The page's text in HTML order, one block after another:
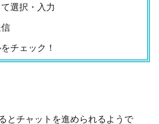
選択・入力
チェック！
とチャットを進められるようで